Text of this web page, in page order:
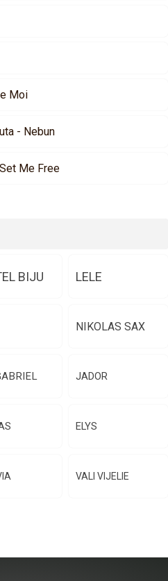
Moi
- Nebun
Me Free
BIJU LELE
NIKOLAS SAX
JADOR
ELYS
VALI VIJELIE